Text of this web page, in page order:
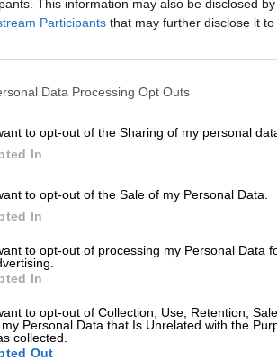
This information may also be disclosed
Participants that may further disclose it
Data Processing Opt Outs
to opt-out of the Sharing of my personal
In
to opt-out of the Sale of my Personal Data.
In
to opt-out of processing my Personal Data
In
to opt-out of Collection, Use, Retention,
Personal Data that Is Unrelated with the
collected.
Out